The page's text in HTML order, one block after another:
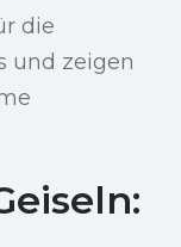
die
und zeigen